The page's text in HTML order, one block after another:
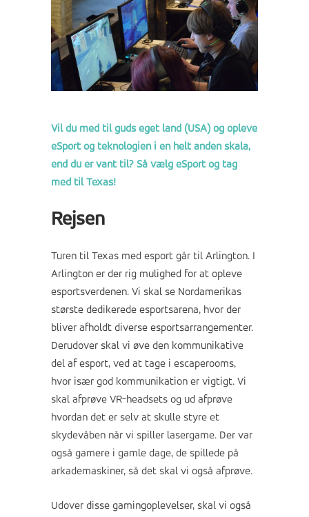
Vil du med til guds eget land (USA) og opleve
eSport og teknologien i en helt anden skala,
end du er vant til? Så vælg eSport og tag
med til Texas!
Rejsen
Turen til Texas med esport går til Arlington. I
Arlington er der rig mulighed for at opleve
esportsverdenen. Vi skal se Nordamerikas
største dedikerede esportsarena, hvor der
bliver afholdt diverse esportsarrangementer.
Derudover skal vi øve den kommunikative
del af esport, ved at tage i escaperooms,
hvor især god kommunikation er vigtigt. Vi
skal afprøve VR-headsets og ud afprøve
hvordan det er selv at skulle styre et
skydevåben når vi spiller lasergame. Der var
også gamere i gamle dage, de spillede på
arkademaskiner, så det skal vi også afprøve.
Udover disse gamingoplevelser, skal vi også